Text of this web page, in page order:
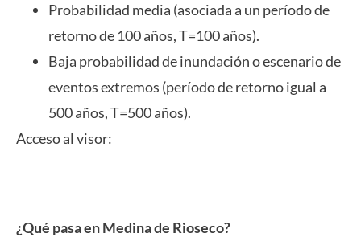
Probabilidad media (asociada a un período de
retorno de 100 años, T=100 años).
Baja probabilidad de inundación o escenario de
eventos extremos (período de retorno igual a
500 años, T=500 años).
Acceso al visor:
¿Qué pasa en Medina de Rioseco?